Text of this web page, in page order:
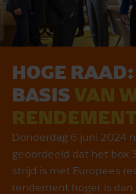
HOGE
BASISVAN
Donderdag 6 juni 2024
geoordeeld dat het box
strijd is met Europees
rendement hoger is